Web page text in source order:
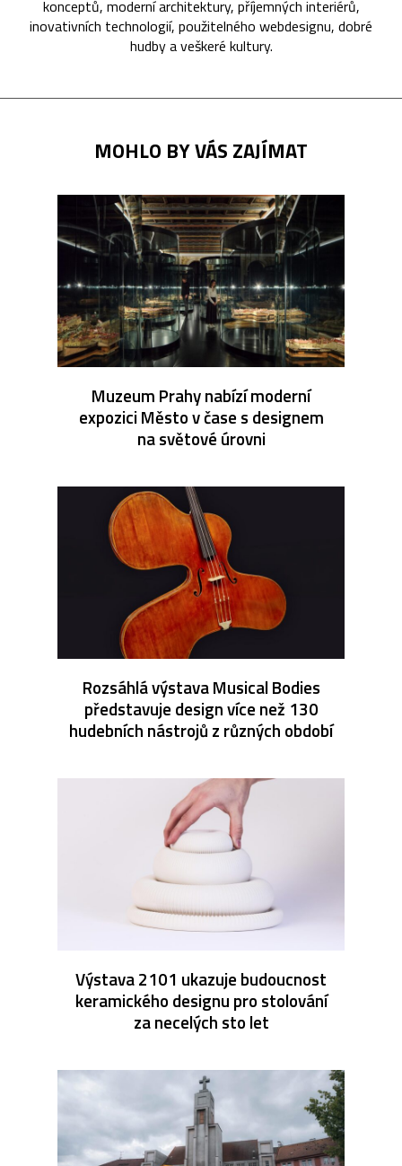
konceptů, moderní architektury, příjemných interiérů,
inovativních technologií, použitelného webdesignu, dobré
hudby a veškeré kultury.
MOHLO BY VÁS ZAJÍMAT
Muzeum Prahy nabízí moderní
expozici Město v čase s designem
na světové úrovni
Rozsáhlá výstava Musical Bodies
představuje design více než 130
hudebních nástrojů z různých období
Výstava 2101 ukazuje budoucnost
keramického designu pro stolování
za necelých sto let